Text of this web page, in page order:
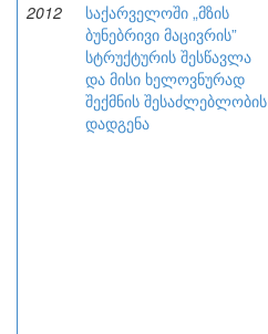
2012
საქარველოში „მზის
ბუნებრივი მაცივრის”
სტრუქტურის შესწავლა
და მისი ხელოვნურად
შექმნის შესაძლებლობის
დადგენა